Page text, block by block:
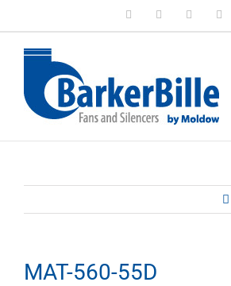
LinkedInFacebookInstagram
MAT-560-55D